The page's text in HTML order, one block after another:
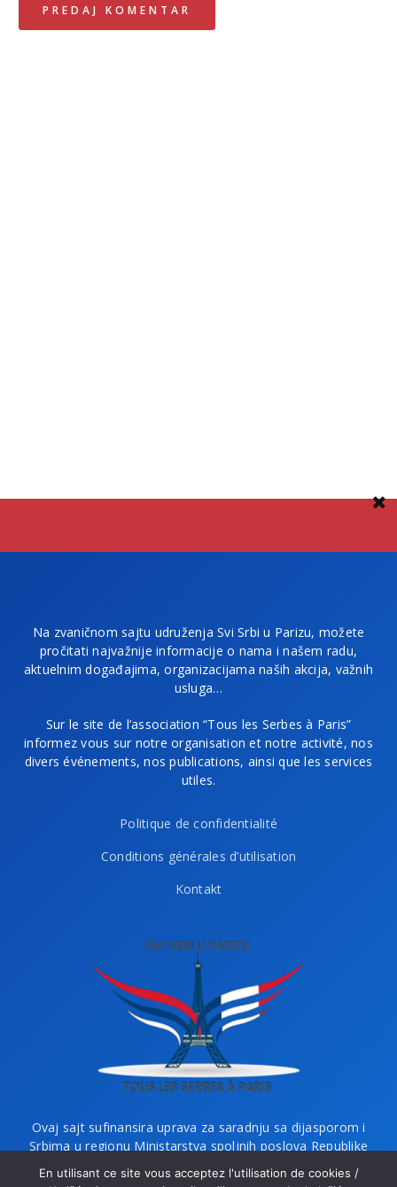
Na zvaničnom sajtu udruženja Svi Srbi u Parizu, možete
pročitati najvažnije informacije o nama i našem radu,
aktuelnim događajima, organizacijama naših akcija, važnih
usluga…
Sur le site de l’association “Tous les Serbes à Paris”
informez vous sur notre organisation et notre activité, nos
divers événements, nos publications, ainsi que les services
utiles.
Politique de confidentialité
Conditions générales d’utilisation
Kontakt
Ovaj sajt sufinansira uprava za saradnju sa dijasporom i
Srbima u regionu Ministarstva spoljnih poslova Republike
Srbije i Ministarstvo bez portfelja zaduženo za dijasporu.
En utilisant ce site vous acceptez l'utilisation de cookies /